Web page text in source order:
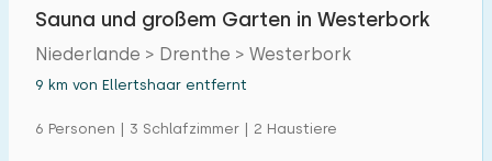
Sauna und großem Garten in Westerbork
Niederlande > Drenthe > Westerbork
9 km von Ellertshaar entfernt
6 Personen | 3 Schlafzimmer | 2 Haustiere